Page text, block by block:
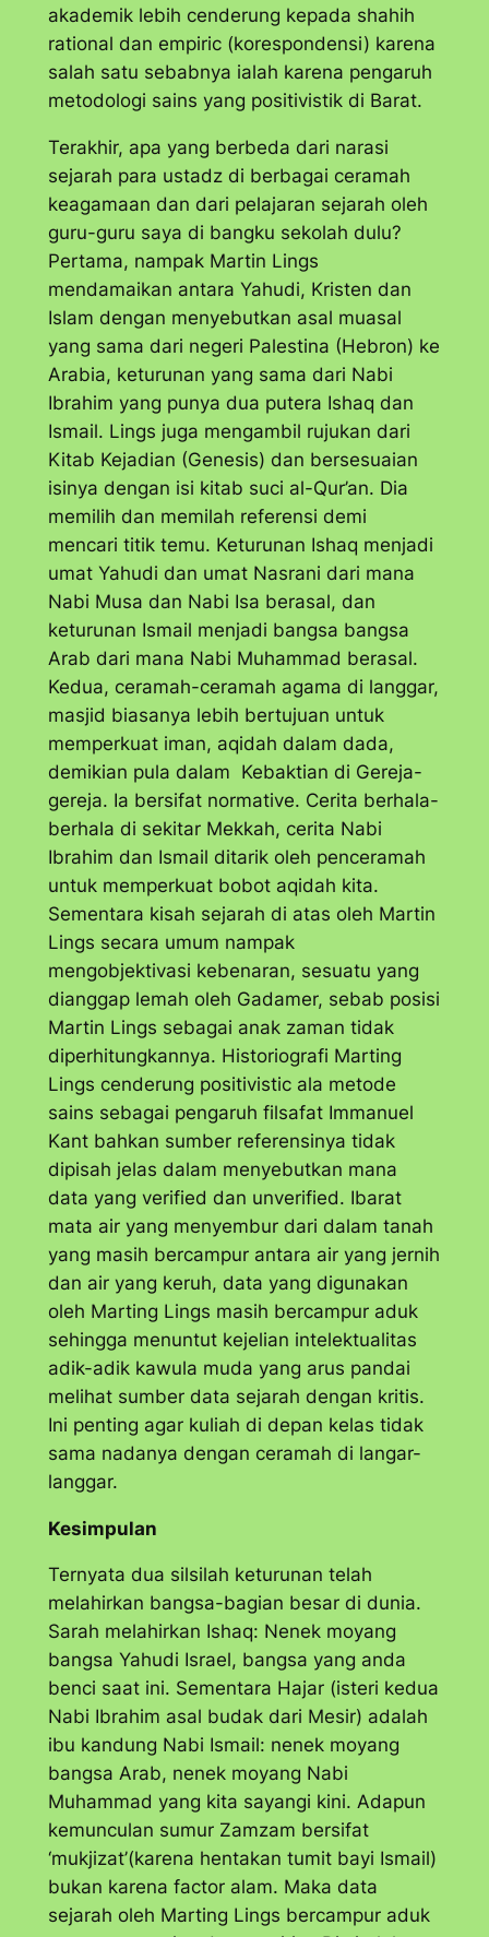
akademik lebih cenderung kepada shahih
rational dan empiric(korespondensi) karena
salah satu sebabnya ialah karena pengaruh
metodologi sains yang positivistik di Barat.
Terakhir, apa yang berbeda dari narasi
sejarah para ustadz di berbagai ceramah
keagamaan dan dari pelajaran sejarah oleh
guru-guru saya di bangku sekolah dulu?
Pertama, nampak Martin Lings
mendamaikan antara Yahudi, Kristen dan
Islam dengan menyebutkan asal muasal
yang sama dari negeri Palestina (Hebron) ke
Arabia, keturunan yang sama dari Nabi
Ibrahim yang punya dua putera Ishaq dan
Ismail. Lings juga mengambil rujukan dari
Kitab Kejadian (Genesis) dan bersesuaian
isinya dengan isi kitab suci al-Qur’an. Dia
memilih dan memilah referensi demi
mencari titik temu. Keturunan Ishaq menjadi
umat Yahudi dan umat Nasrani dari mana
Nabi Musa dan Nabi Isa berasal, dan
keturunan Ismail menjadi bangsa bangsa
Arab dari mana Nabi Muhammad berasal.
Kedua, ceramah-ceramah agama di langgar,
masjid biasanya lebih bertujuan untuk
memperkuat iman, aqidah dalam dada,
demikian pula dalam Kebaktian di Gereja-
gereja. Ia bersifat normative. Cerita berhala-
berhala di sekitar Mekkah, cerita Nabi
Ibrahim dan Ismail ditarik oleh penceramah
untuk memperkuat bobot aqidah kita.
Sementara kisah sejarah di atas oleh Martin
Lings secara umum nampak
mengobjektivasi kebenaran, sesuatu yang
dianggap lemah oleh Gadamer, sebab posisi
Martin Lings sebagai anak zaman tidak
diperhitungkannya. Historiografi Marting
Lings cenderung positivistic ala metode
sains sebagai pengaruh filsafat Immanuel
Kant bahkan sumber referensinya tidak
dipisah jelas dalam menyebutkan mana
data yang verified dan unverified. Ibarat
mata air yang menyembur dari dalam tanah
yang masih bercampur antara air yang jernih
dan air yang keruh, data yang digunakan
oleh Marting Lings masih bercampur aduk
sehingga menuntut kejelian intelektualitas
adik-adik kawula muda yang arus pandai
melihat sumber data sejarah dengan kritis.
Ini penting agar kuliah di depan kelas tidak
sama nadanya dengan ceramah di langar-
langgar.
Kesimpulan
Ternyata dua silsilah keturunan telah
melahirkan bangsa-bagian besar di dunia.
Sarah melahirkan Ishaq: Nenek moyang
bangsa Yahudi Israel, bangsa yang anda
benci saat ini. Sementara Hajar (isteri kedua
Nabi Ibrahim asal budak dari Mesir) adalah
ibu kandung Nabi Ismail: nenek moyang
bangsa Arab, nenek moyang Nabi
Muhammad yang kita sayangi kini. Adapun
kemunculan sumur Zamzam bersifat
‘mukjizat’(karena hentakan tumit bayi Ismail)
bukan karena factor alam. Maka data
sejarah oleh Marting Lings bercampur aduk